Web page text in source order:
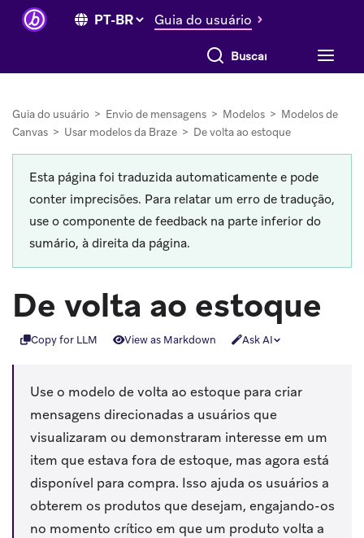
Guia do usuário
Buscar tudo
Guia do usuário > Envio de mensagens > Modelos > Modelos de
Canvas > Usar modelos da Braze > De volta ao estoque
Esta página foi traduzida automaticamente e pode
conter imprecisões. Para relatar um erro de tradução,
use o componente de feedback na parte inferior do
sumário, à direita da página.
De volta ao estoque
Copy for LLM View as Markdown Ask AI
Use o modelo de volta ao estoque para criar
mensagens direcionadas a usuários que
visualizaram ou demonstraram interesse em um
item que estava fora de estoque, mas agora está
disponível para compra. Isso ajuda os usuários a
obterem os produtos que desejam, engajando-os
no momento crítico em que um produto volta a